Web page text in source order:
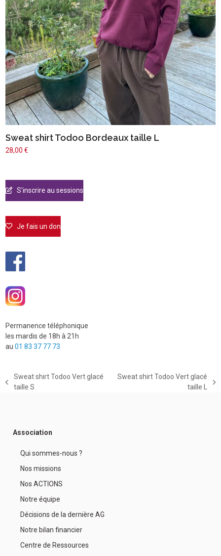
Sweat shirt Todoo Bordeaux taille L
28,00€
S'inscrire au sessions
Je fais un don
Permanence téléphonique
les mardis de 18h à 21h
au01 83 37 77 73
previous
Sweat shirt Todoo Vert glacé
taille S
Sweat shirt Todoo Vert glacé
taille L
Association
Qui sommes-nous ?
Nos missions
Nos ACTIONS
Notre équipe
Décisions de la dernière AG
Notre bilan financier
Centre de Ressources